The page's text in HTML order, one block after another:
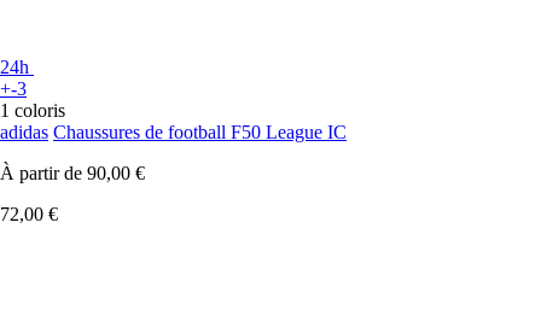
24h
+-3
1 coloris
adidas Chaussures de football F50 League IC
À partir de 90,00 €
72,00 €